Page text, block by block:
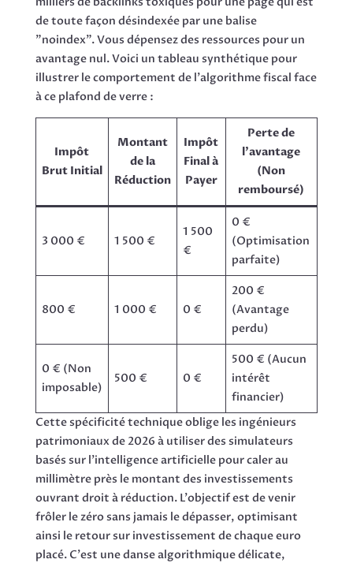
de toute façon désindexée par une balise
"noindex". Vous dépensez des ressources pour un
avantage nul. Voici un tableau synthétique pour
illustrer le comportement de l'algorithme fiscal face
à ce plafond de verre :
Impôt
Brut Initial
Montant
de la
Réduction
Impôt
Final à
Payer
Perte de
l'avantage
(Non
remboursé)
3 000 € 1 500 €
1 500
€
0 €
(Optimisation
parfaite)
800 € 1 000 € 0 €
200 €
(Avantage
perdu)
0 € (Non
imposable)
500 € 0 €
500 € (Aucun
intérêt
financier)
Cette spécificité technique oblige les ingénieurs
patrimoniaux de 2026 à utiliser des simulateurs
basés sur l'intelligence artificielle pour caler au
millimètre près le montant des investissements
ouvrant droit à réduction. L'objectif est de venir
frôler le zéro sans jamais le dépasser, optimisant
ainsi le retour sur investissement de chaque euro
placé. C'est une danse algorithmique délicate,